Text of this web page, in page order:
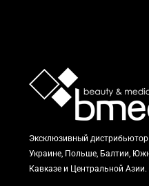
Эксклюзивный
Украине, Польше, Балтии,
Кавказе и Центральной Азии.